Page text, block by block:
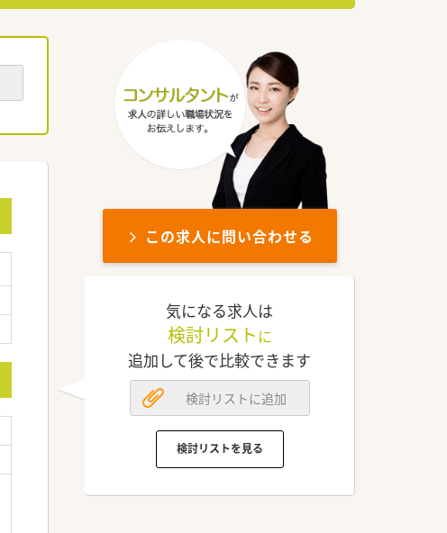
この求人に問い合わせる
気になる求人は
検討リスト に
追加して後で比較できます
検討リストに追加
検討リストを見る